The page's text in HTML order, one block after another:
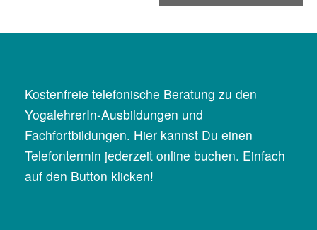
Kostenfreie telefonische Beratung zu den
YogalehrerIn-Ausbildungen und
Fachfortbildungen. Hier kannst Du einen
Telefontermin jederzeit online buchen. Einfach
auf den Button klicken!